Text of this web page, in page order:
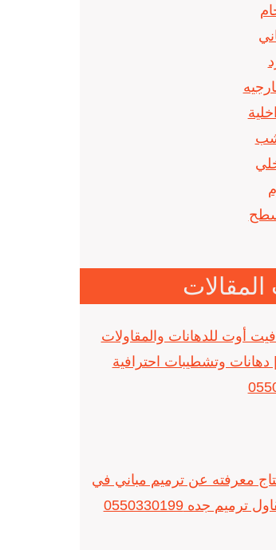
أوت للدهانات والمقاولات
وتشطيبات احترافية
معرفته عن ترميم مباني في
جده 0550330199